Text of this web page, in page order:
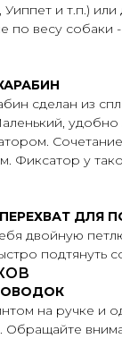
и т.п.)
по весу собаки
сделан из
Фиксатор у
ДЛЯ
двойную
подтянуть
на ручке и